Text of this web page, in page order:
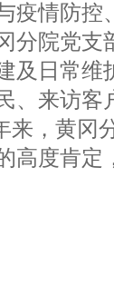
疫情防控
分院党支
及日常维
、来访客
来，黄冈
高度肯定